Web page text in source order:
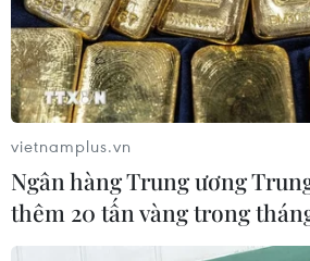
vietnamplus.vn
Ngân hàng Trung ương
thêm 20 tấn vàng trong